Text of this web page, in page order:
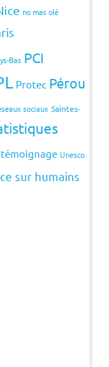
no mas olé
Bas PCI
Protec Pérou
sociaux Saintes-
témoignage Unesco
sur humains